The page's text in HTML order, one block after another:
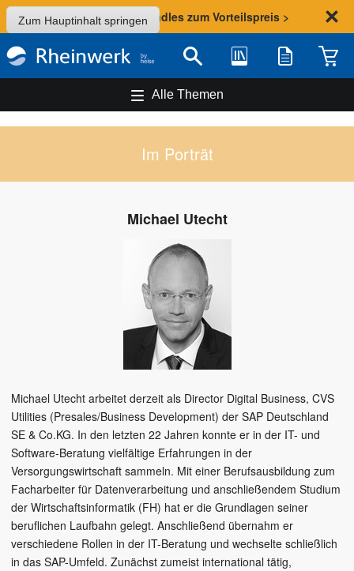
Zum Hauptinhalt springen
Sommer-Aktion: Bundles zum Vorteilspreis >
Suche Bibliothek Merkliste
Alle Themen
Im Porträt
Michael Utecht
Michael Utecht arbeitet derzeit als Director Digital Business, CVS
Utilities (Presales/Business Development) der SAP Deutschland
SE & Co.KG. In den letzten 22 Jahren konnte er in der IT- und
Software-Beratung vielfältige Erfahrungen in der
Versorgungswirtschaft sammeln. Mit einer Berufsausbildung zum
Facharbeiter für Datenverarbeitung und anschließendem Studium
der Wirtschaftsinformatik (FH) hat er die Grundlagen seiner
beruflichen Laufbahn gelegt. Anschließend übernahm er
verschiedene Rollen in der IT-Beratung und wechselte schließlich
in das SAP-Umfeld. Zunächst zumeist international tätig,